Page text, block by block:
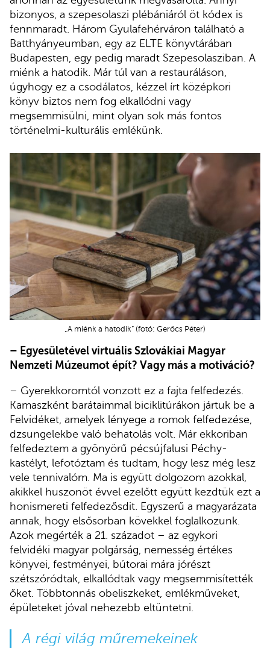
bizonyos, a szepesolaszi plébániáról öt kódex is
fennmaradt. Három Gyulafehérváron található a
Batthyányeumban, egy az ELTE könyvtárában
Budapesten, egy pedig maradt Szepesolasziban. A
miénk a hatodik. Már túl van a restauráláson,
úgyhogy ez a csodálatos, kézzel írt középkori
könyv biztos nem fog elkallódni vagy
megsemmisülni, mint olyan sok más fontos
történelmi-kulturális emlékünk.
„A miénk a hatodik” (fotó: Gerőcs Péter)
– Egyesületével virtuális Szlovákiai Magyar
Nemzeti Múzeumot épít? Vagy más a motiváció?
– Gyerekkoromtól vonzott ez a fajta felfedezés.
Kamaszként barátaimmal biciklitúrákon jártuk be a
Felvidéket, amelyek lényege a romok felfedezése,
dzsungelekbe való behatolás volt. Már ekkoriban
felfedeztem a gyönyörű pécsújfalusi Péchy-
kastélyt, lefotóztam és tudtam, hogy lesz még lesz
vele tennivalóm. Ma is együtt dolgozom azokkal,
akikkel huszonöt évvel ezelőtt együtt kezdtük ezt a
honismereti felfedezősdit. Egyszerű a magyarázata
annak, hogy elsősorban kövekkel foglalkozunk.
Azok megérték a 21. századot – az egykori
felvidéki magyar polgárság, nemesség értékes
könyvei, festményei, bútorai mára jórészt
szétszóródtak, elkallódtak vagy megsemmisítették
őket. Többtonnás obeliszkeket, emlékműveket,
épületeket jóval nehezebb eltüntetni.
A régi világ műremekeinek